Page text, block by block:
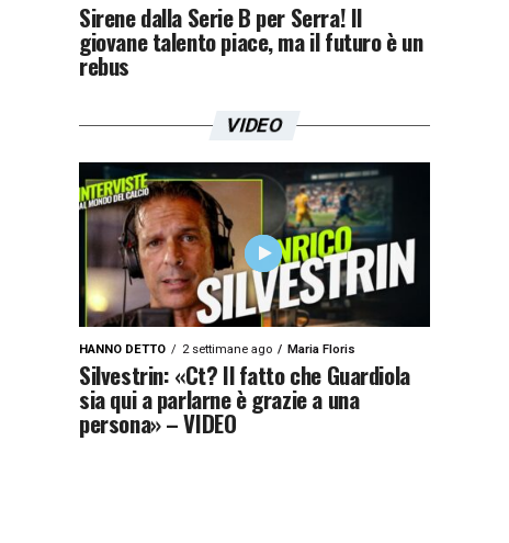
Sirene dalla Serie B per Serra! Il
giovane talento piace, ma il futuro è un
rebus
VIDEO
HANNO DETTO 2 settimane ago Maria Floris
Silvestrin: «Ct? Il fatto che Guardiola
sia qui a parlarne è grazie a una
persona» – VIDEO